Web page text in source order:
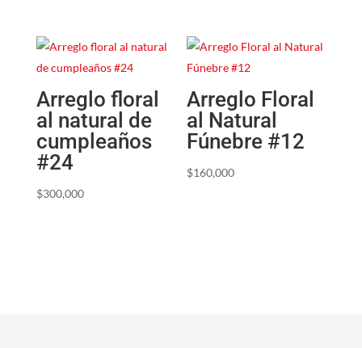
Arreglo floral
al natural de
cumpleaños
#24
$300,000
Arreglo Floral
al Natural
Fúnebre #12
$160,000